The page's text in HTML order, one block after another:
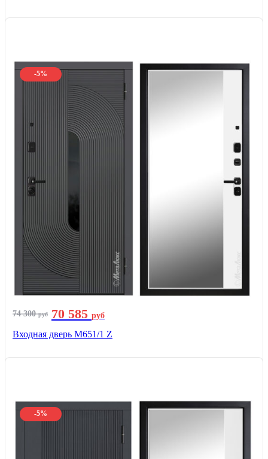
-5%
74 300руб 70 585 руб
Входная дверь М651/1 Z
-5%